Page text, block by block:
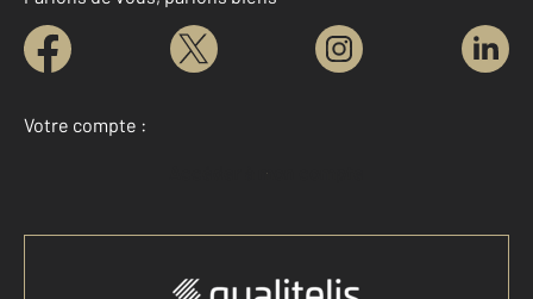
Votre compte :
Accéder à mon compte